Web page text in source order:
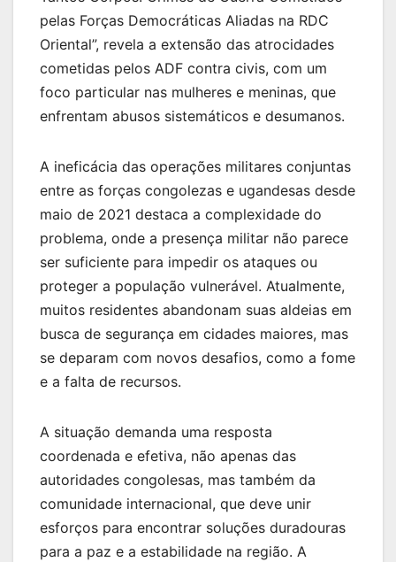
pelas Forças Democráticas Aliadas na RDC
Oriental”, revela a extensão das atrocidades
cometidas pelos ADF contra civis, com um
foco particular nas mulheres e meninas, que
enfrentam abusos sistemáticos e desumanos.
A ineficácia das operações militares conjuntas
entre as forças congolezas e ugandesas desde
maio de 2021 destaca a complexidade do
problema, onde a presença militar não parece
ser suficiente para impedir os ataques ou
proteger a população vulnerável. Atualmente,
muitos residentes abandonam suas aldeias em
busca de segurança em cidades maiores, mas
se deparam com novos desafios, como a fome
e a falta de recursos.
A situação demanda uma resposta
coordenada e efetiva, não apenas das
autoridades congolesas, mas também da
comunidade internacional, que deve unir
esforços para encontrar soluções duradouras
para a paz e a estabilidade na região. A